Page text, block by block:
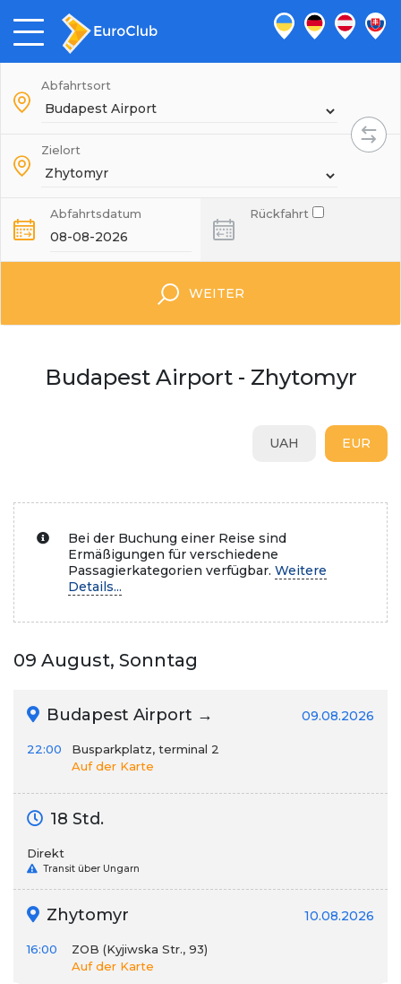
Abfahrtsort
Zielort
Abfahrtsdatum Rückfahrt
WEITER
Budapest Airport - Zhytomyr
EUR
UAH
Bei der Buchung einer Reise sind
Ermäßigungen für verschiedene
Passagierkategorien verfügbar. Weitere
Details...
09 August, Sonntag
Budapest Airport → 09.08.2026
22:00
Busparkplatz, terminal 2
Auf der Karte
18 Std.
Direkt
Transit über Ungarn
Zhytomyr 10.08.2026
16:00
ZOB (Kyjiwska Str., 93)
Auf der Karte